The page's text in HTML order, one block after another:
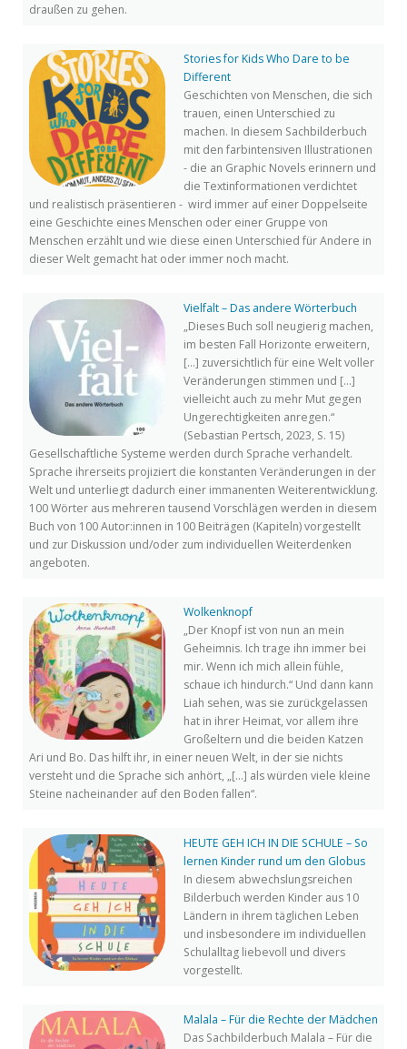
draußen zu gehen.
Stories for Kids Who Dare to be
Different
Geschichten von Menschen, die sich
trauen, einen Unterschied zu
machen. In diesem Sachbilderbuch
mit den farbintensiven Illustrationen
- die an Graphic Novels erinnern und
die Textinformationen verdichtet
und realistisch präsentieren - wird immer auf einer Doppelseite
eine Geschichte eines Menschen oder einer Gruppe von
Menschen erzählt und wie diese einen Unterschied für Andere in
dieser Welt gemacht hat oder immer noch macht.
Vielfalt – Das andere Wörterbuch
„Dieses Buch soll neugierig machen,
im besten Fall Horizonte erweitern,
[…] zuversichtlich für eine Welt voller
Veränderungen stimmen und […]
vielleicht auch zu mehr Mut gegen
Ungerechtigkeiten anregen.“
(Sebastian Pertsch, 2023, S. 15)
Gesellschaftliche Systeme werden durch Sprache verhandelt.
Sprache ihrerseits projiziert die konstanten Veränderungen in der
Welt und unterliegt dadurch einer immanenten Weiterentwicklung.
100 Wörter aus mehreren tausend Vorschlägen werden in diesem
Buch von 100 Autor:innen in 100 Beiträgen (Kapiteln) vorgestellt
und zur Diskussion und/oder zum individuellen Weiterdenken
angeboten.
Wolkenknopf
„Der Knopf ist von nun an mein
Geheimnis. Ich trage ihn immer bei
mir. Wenn ich mich allein fühle,
schaue ich hindurch.“ Und dann kann
Liah sehen, was sie zurückgelassen
hat in ihrer Heimat, vor allem ihre
Großeltern und die beiden Katzen
Ari und Bo. Das hilft ihr, in einer neuen Welt, in der sie nichts
versteht und die Sprache sich anhört, „[…] als würden viele kleine
Steine nacheinander auf den Boden fallen“.
HEUTE GEH ICH IN DIE SCHULE – So
lernen Kinder rund um den Globus
In diesem abwechslungsreichen
Bilderbuch werden Kinder aus 10
Ländern in ihrem täglichen Leben
und insbesondere im individuellen
Schulalltag liebevoll und divers
vorgestellt.
Malala – Für die Rechte der Mädchen
Das Sachbilderbuch Malala – Für die